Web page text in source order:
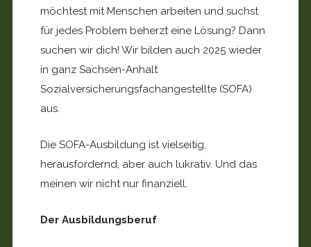
möchtest mit Menschen arbeiten und suchst
für jedes Problem beherzt eine Lösung? Dann
suchen wir dich! Wir bilden auch 2025 wieder
in ganz Sachsen-Anhalt
Sozialversicherungsfachangestellte (SOFA)
aus.
Die SOFA-Ausbildung ist vielseitig,
herausfordernd, aber auch lukrativ. Und das
meinen wir nicht nur finanziell.
Der Ausbildungsberuf